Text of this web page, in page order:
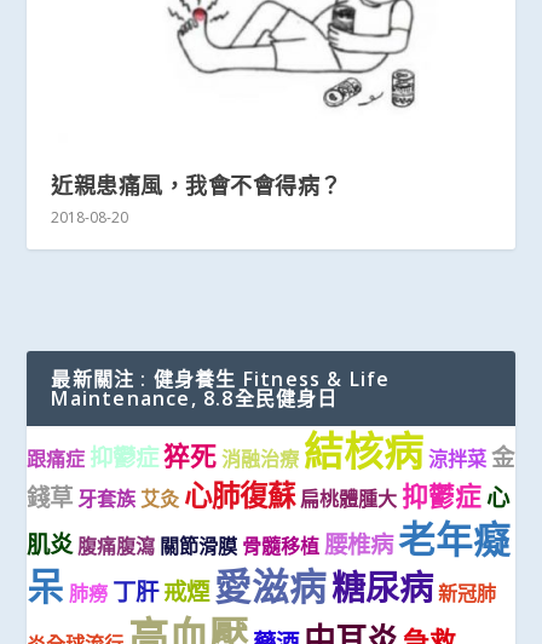
近親患痛風，我會不會得病？
2018-08-20
最新關注 : 健身養生 Fitness & Life
Maintenance, 8.8全民健身日
跟痛症 抑鬱症猝死 消融治療 結核病 涼拌菜 金
錢草 牙套族 艾灸 心肺復蘇 扁桃體腫大 抑鬱症心
肌炎 腹痛腹瀉 關節滑膜 骨髓移植 腰椎病老年癡
呆 肺癆 丁肝戒煙愛滋病糖尿病新冠肺